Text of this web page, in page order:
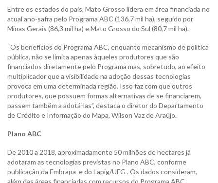
Entre os estados do país, Mato Grosso lidera em área financiada no
atual ano-safra pelo Programa ABC (136,7 mil ha), seguido por
Minas Gerais (86,3 mil ha) e Mato Grosso do Sul (80,7 mil ha).
“Os benefícios do Programa ABC, enquanto mecanismo de política
pública, não se limita apenas àqueles produtores que são
financiados diretamente pelo Programa mas, sobretudo, ao efeito
multiplicador que a visibilidade na adoção dessas tecnologias
provoca em uma determinada região. Isso faz com que outros
produtores, que possuem formas alternativas de se financiarem,
passem também a adotá-las”, destaca o diretor do Departamento
de Crédito e Informação do Mapa, Wilson Vaz de Araújo.
Plano ABC
De 2010 a 2018, aproximadamente 50 milhões de hectares já
adotaram as tecnologias previstas no Plano ABC, conforme
publicação da Embrapa e do Lapig/UFG . Os dados consideram,
além das áreas financiadas com recursos do Programa ABC,